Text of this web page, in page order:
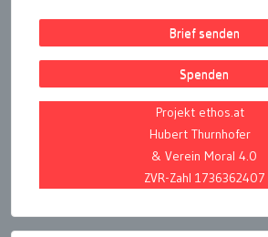
Brief senden
Spenden
Projekt ethos.at
Hubert Thurnhofer
& Verein Moral 4.0
ZVR-Zahl 1736362407